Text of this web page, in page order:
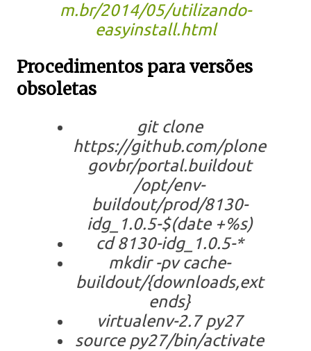
m.br/2014/05/utilizando-
easyinstall.html
Procedimentos para versões
obsoletas
git clone
https://github.com/plone
govbr/portal.buildout
/opt/env-
buildout/prod/8130-
idg_1.0.5-$(date +%s)
cd 8130-idg_1.0.5-*
mkdir -pv cache-
buildout/{downloads,ext
ends}
virtualenv-2.7 py27
source py27/bin/activate